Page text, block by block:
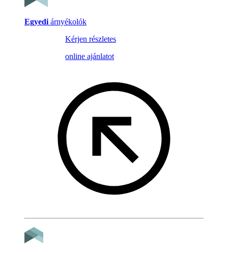
Egyedi árnyékolók
Kérjen részletes
online ajánlatot